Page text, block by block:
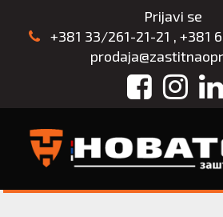
Prijavi se
+381 33/261-21-21 , +381
Facebook